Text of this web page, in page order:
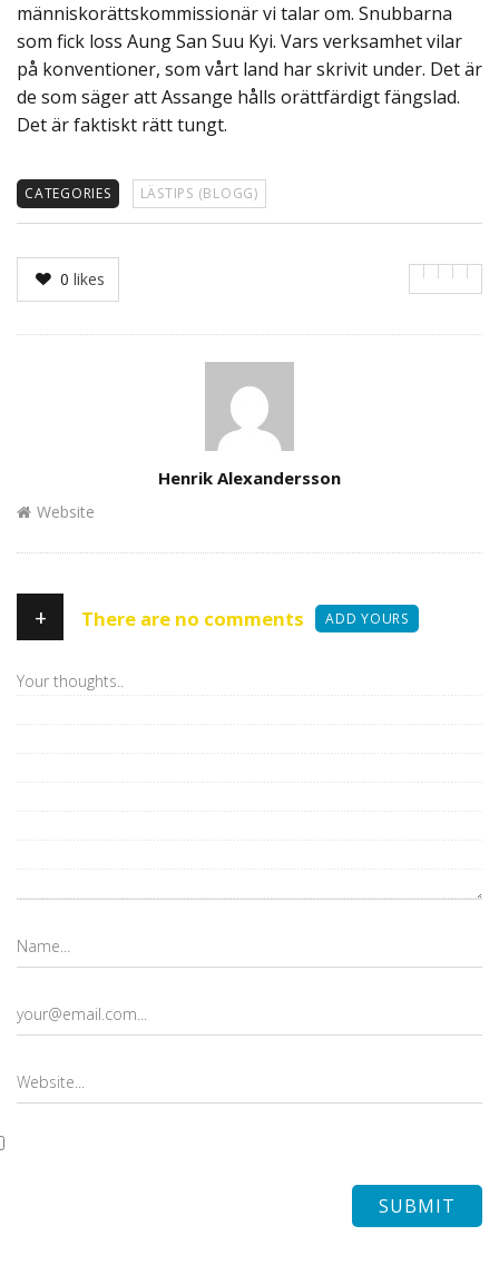
människorättskommissionär vi talar om. Snubbarna
som fick loss Aung San Suu Kyi. Vars verksamhet vilar
på konventioner, som vårt land har skrivit under. Det är
de som säger att Assange hålls orättfärdigt fängslad.
Det är faktiskt rätt tungt.
CATEGORIES LÄSTIPS (BLOGG)
0 likes
Henrik Alexandersson
Website
+ There are no comments ADD YOURS